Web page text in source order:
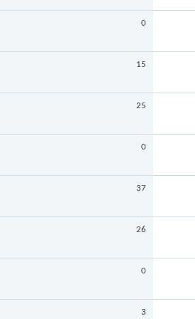
0
15
25
0
37
26
0
3